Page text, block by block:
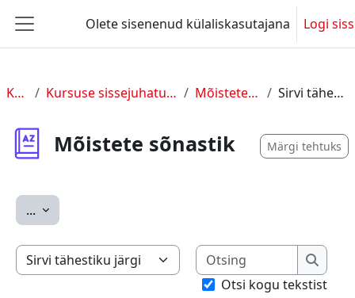
Küljepaneel
Olete sisenenud külaliskasutajana Logi
KUL 2 Kursuse sissejuhatus ja üldine info Mõistete sõnastik Sirvi tähestiku järgi
Mõistete sõnastik Märgi tehtuks
... Ekspordi sissekanded
Saate selle indeksi abil sõnastikku sirvida
Otsing
Otsing
Otsi kogu tekstist